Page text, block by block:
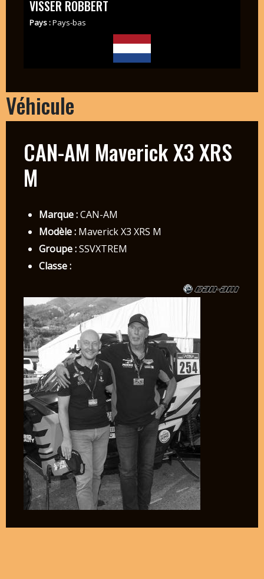
VISSER ROBBERT
Pays :Pays-bas
Véhicule
CAN-AM Maverick X3 XRS
M
Marque :CAN-AM
Modèle :Maverick X3 XRS M
Groupe :SSVXTREM
Classe :